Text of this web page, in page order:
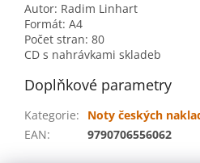
Autor: Radim Linhart
Formát: A4
Počet stran: 80
CD s nahrávkami skladeb
Doplňkové parametry
Kategorie:
Noty českých
EAN: 9790706556062